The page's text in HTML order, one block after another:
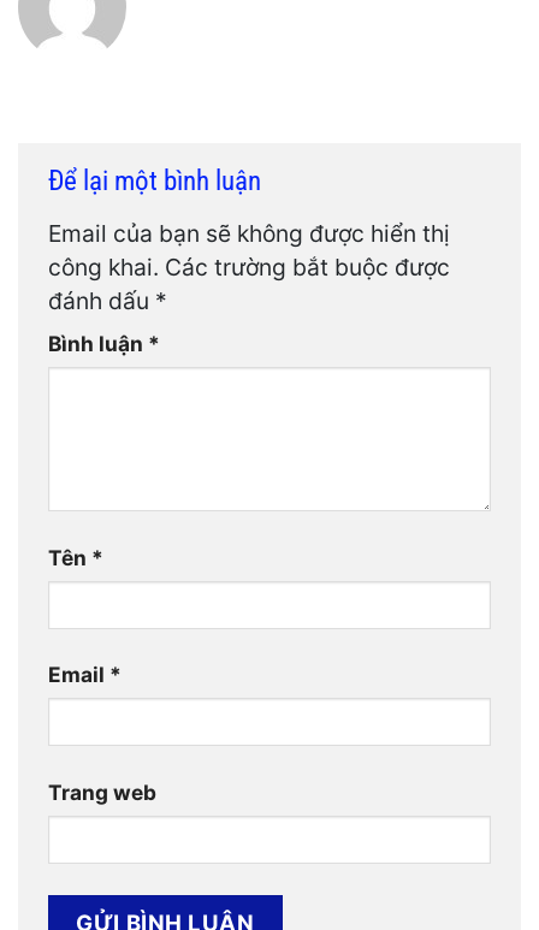
Để lại một bình luận
Email của bạn sẽ không được hiển thị
công khai. Các trường bắt buộc được
đánh dấu *
Bình luận *
Tên *
Email *
Trang web